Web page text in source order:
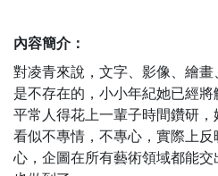
內容簡介：
對凌青來說，文字、影像、繪
是不存在的，小小年紀她已經將
平常人得花上一輩子時間鑽研，
看似不專情，不專心，實際上
心，企圖在所有藝術領域都能